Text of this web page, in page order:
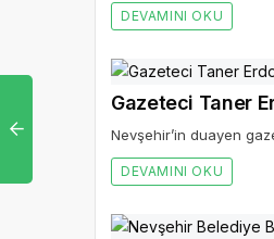
DEVAMINI OKU
Gazeteci Taner
Nevşehir’in duayen
DEVAMINI OKU